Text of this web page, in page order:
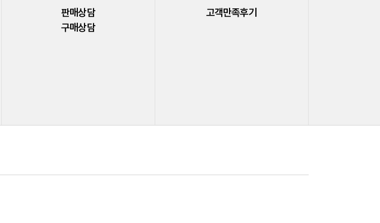
판매상담
구매상담
고객만족후기